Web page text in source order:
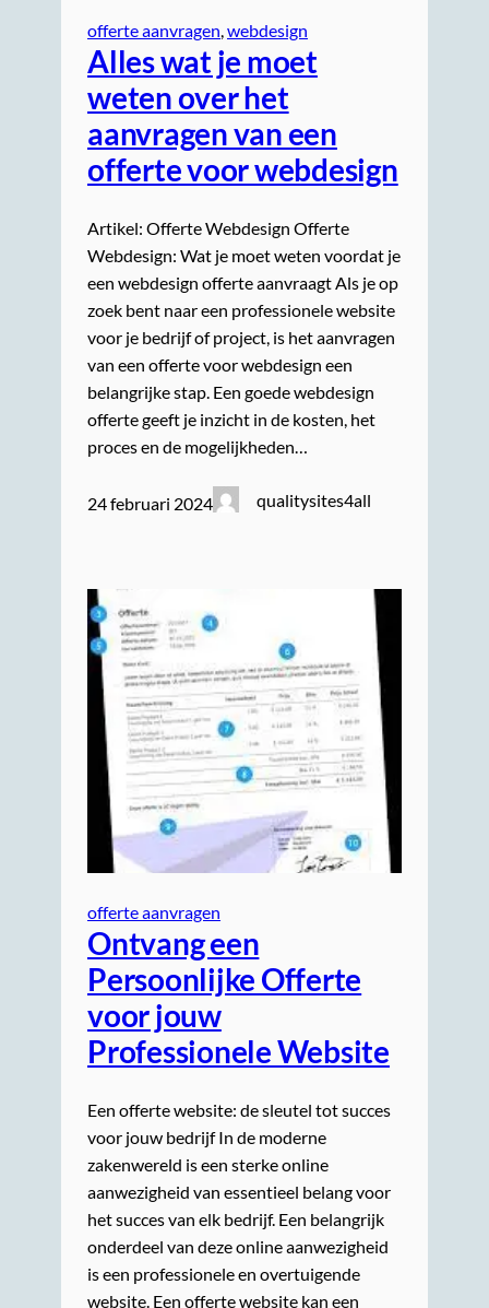
offerte aanvragen, webdesign
Alles wat je moet
weten over het
aanvragen van een
offerte voor webdesign
Artikel: Offerte Webdesign Offerte
Webdesign: Wat je moet weten voordat je
een webdesign offerte aanvraagt Als je op
zoek bent naar een professionele website
voor je bedrijf of project, is het aanvragen
van een offerte voor webdesign een
belangrijke stap. Een goede webdesign
offerte geeft je inzicht in de kosten, het
proces en de mogelijkheden…
24 februari 2024 qualitysites4all
offerte aanvragen
Ontvang een
Persoonlijke Offerte
voor jouw
Professionele Website
Een offerte website: de sleutel tot succes
voor jouw bedrijf In de moderne
zakenwereld is een sterke online
aanwezigheid van essentieel belang voor
het succes van elk bedrijf. Een belangrijk
onderdeel van deze online aanwezigheid
is een professionele en overtuigende
website. Een offerte website kan een